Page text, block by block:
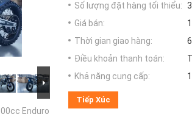
Enduro
Số lượng đặt hàng tối thiểu:
Giá bán:
Thời gian giao hàng:
Điều khoản thanh toán:
Khả năng cung cấp:
Tiếp Xúc